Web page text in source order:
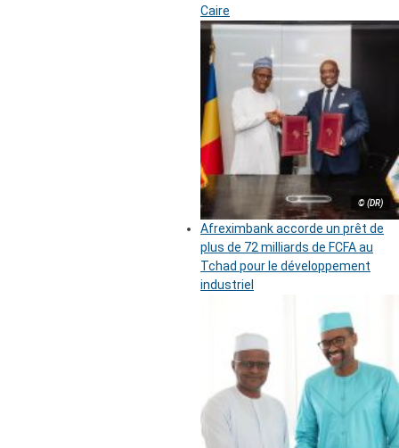
Caire
© (DR)
Afreximbank accorde un prêt de
plus de 72 milliards de FCFA au
Tchad pour le développement
industriel